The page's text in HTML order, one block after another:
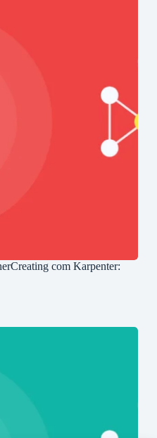
com Karpenter: